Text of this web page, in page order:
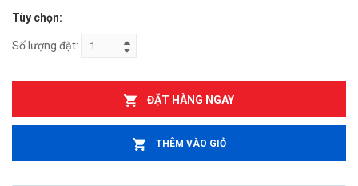
Tùy chọn:
Số lượng đặt:
ĐẶT HÀNG NGAY
THÊM VÀO GIỎ